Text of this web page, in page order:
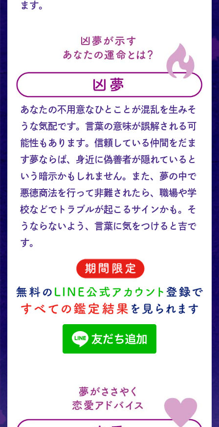
ます。
あなたの不用意なひとことが混乱を生みそ
うな気配です。言葉の意味が誤解される可
能性もあります。信頼している仲間をだま
す夢ならば、身近に偽善者が隠れていると
いう暗示かもしれません。また、夢の中で
悪徳商法を行って非難されたら、職場や学
校などでトラブルが起こるサインかも。そ
うならないよう、言葉に気をつけると吉で
す。